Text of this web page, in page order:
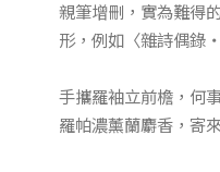
親筆增刪，實為難得
形，例如〈雜詩偶錄
手攜羅袖立前檐，何
羅帕濃薰蘭麝香，寄